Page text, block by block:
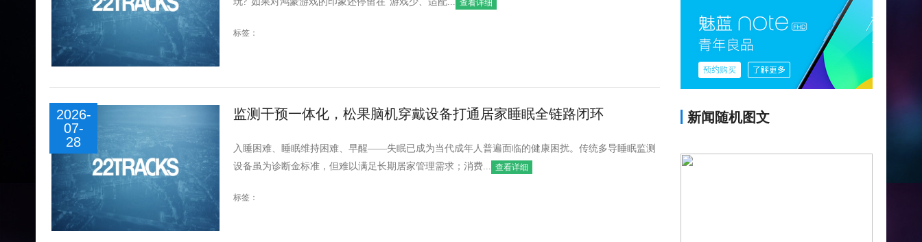
查看详细
标签：
监测干预一体化，松果脑机穿戴设备打通居家睡眠全链路闭环
入睡困难、睡眠维持困难、早醒——失眠已成为当代成年人普遍面临的健康困扰。传统多导睡眠监测
设备虽为诊断金标准，但难以满足长期居家管理需求；消费... 查看详细
标签：
2026-
07-
28
新闻随机图文